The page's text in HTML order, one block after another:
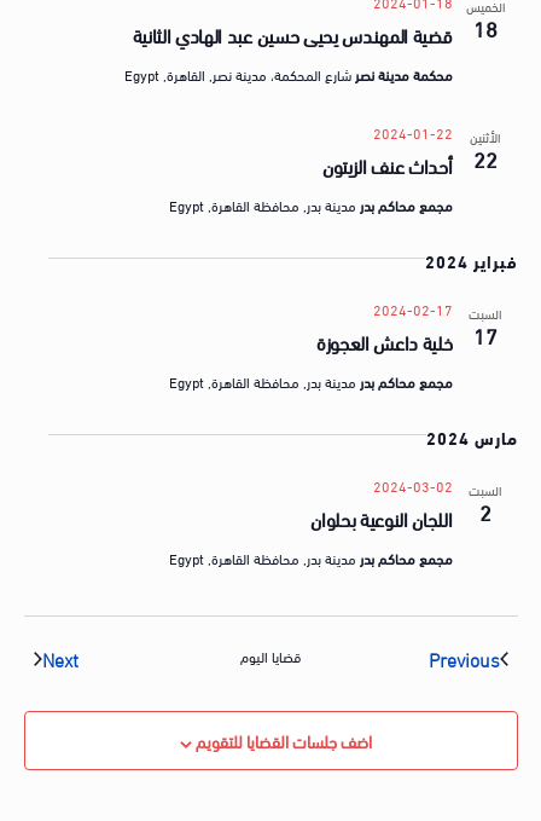
الخميس
18 قضية المهندس يحيى حسين عبد الهادي الثانية
محكمة مدينة نصرشارع المحكمة، مدينة نصر‬, القاهرة‬, Egypt
الأثنين
22 أحداث عنف الزيتون
2024-01-22
مجمع محاكم بدر مدينة بدر, محافظة القاهرة, Egypt
فبراير 2024
السبت
17 خلية داعش العجوزة
2024-02-17
مجمع محاكم بدر مدينة بدر, محافظة القاهرة, Egypt
مارس 2024
السبت
2 اللجان النوعية بحلوان
2024-03-02
مجمع محاكم بدر مدينة بدر, محافظة القاهرة, Egypt
Previous قضايا اليوم Next
اضف جلسات القضايا للتقويم